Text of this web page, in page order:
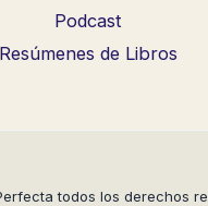
Podcast
Resúmenes de Libros
todos los derechos